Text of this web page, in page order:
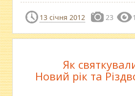
13 січня 2012 23
Як
Новий рік та